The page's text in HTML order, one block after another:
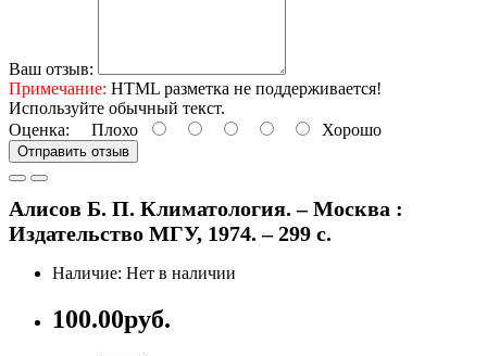
Ваш отзыв:
Примечание: HTML разметка не поддерживается!
Используйте обычный текст.
Оценка: Плохо Хорошо
Отправить отзыв
Алисов Б. П. Климатология. – Москва :
Издательство МГУ, 1974. – 299 с.
Наличие: Нет в наличии
100.00руб.